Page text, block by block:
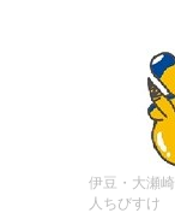
伊豆・大瀬
人ちびすけ